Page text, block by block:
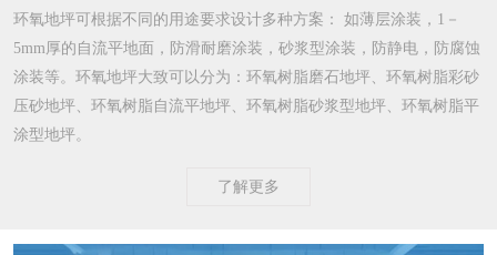
环氧地坪可根据不同的用途要求设计多种方案 ： 如薄层涂装，1－
5mm厚的自流平地面，防滑耐磨涂装，砂浆型涂装，防静电，防腐蚀
涂装等。环氧地坪大致可以分为：环氧树脂磨石地坪、环氧树脂彩砂
压砂地坪、环氧树脂自流平地坪、环氧树脂砂浆型地坪、环氧树脂平
涂型地坪。
了解更多